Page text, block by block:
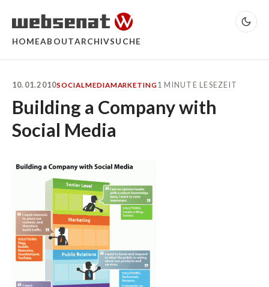
HOMEABOUTARCHIVSUCHE
10.01.2010SOCIALMEDIAMARKETING1 MINUTE LESEZEIT
Building a Company with
Social Media